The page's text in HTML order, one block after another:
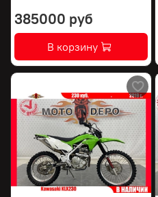
385000 руб
В корзину